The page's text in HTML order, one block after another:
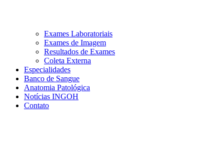
Exames Laboratoriais
Exames de Imagem
Resultados de Exames
Coleta Externa
Especialidades
Banco de Sangue
Anatomia Patológica
Notícias INGOH
Contato